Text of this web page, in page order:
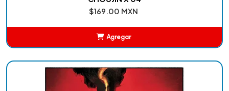
$169.00 MXN
Agregar